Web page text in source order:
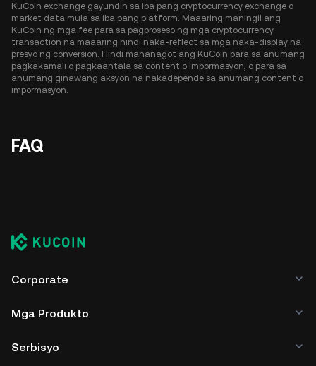
KuCoin exchange gayundin sa iba pang cryptocurrency exchange o
market data mula sa iba pang platform. Maaaring maningil ang
KuCoin ng mga fee para sa pagproseso ng mga cryptocurrency
transaction na maaaring hindi naka-reflect sa mga naka-display na
presyo ng conversion. Hindi mananagot ang KuCoin para sa anumang
pagkakamali o pagkaantala sa content o impormasyon, o para sa
anumang ginawang aksyon na nakadepende sa anumang content o
impormasyon.
FAQ
Corporate
Mga Produkto
Serbisyo